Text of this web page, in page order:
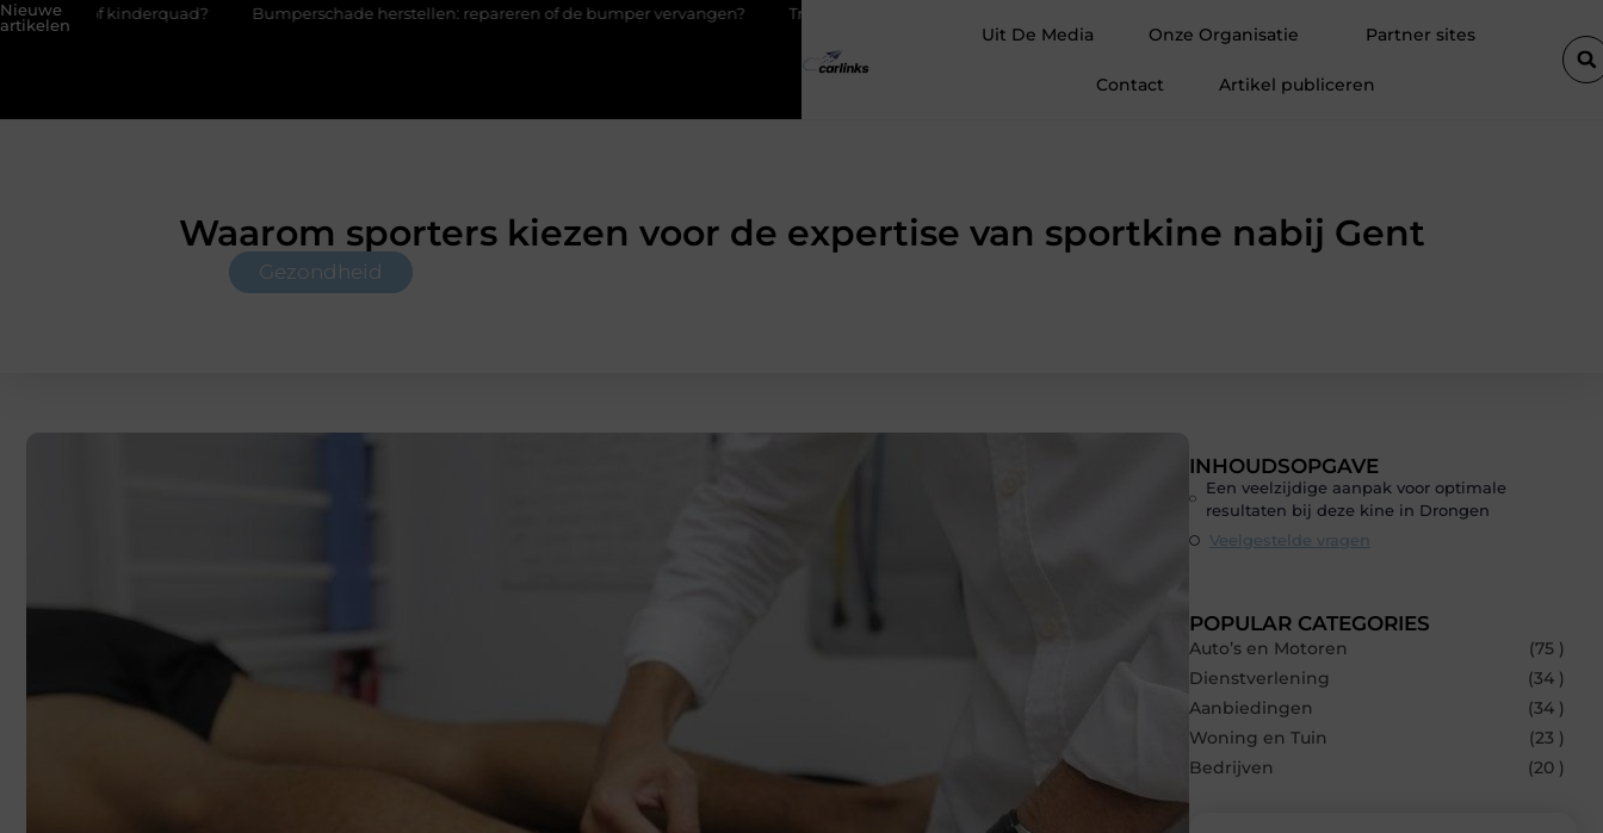
Nieuwe
artikelen
kinderquad? Bumperschade herstellen: repareren of de bumper vervangen? Transportbedrijf in Antwerpen als basis voor tevreden klanten
Uit De Media Onze Organisatie Partner sites
Contact Artikel publiceren
Waarom sporters kiezen voor de expertise van sportkine nabij Gent
Gezondheid
INHOUDSOPGAVE
Een veelzijdige aanpak voor optimale
resultaten bij deze kine in Drongen
Veelgestelde vragen
POPULAR CATEGORIES
Auto’s en Motoren
(75 )
Dienstverlening
(34 )
Aanbiedingen
(34 )
Woning en Tuin
(23 )
Bedrijven
(20 )